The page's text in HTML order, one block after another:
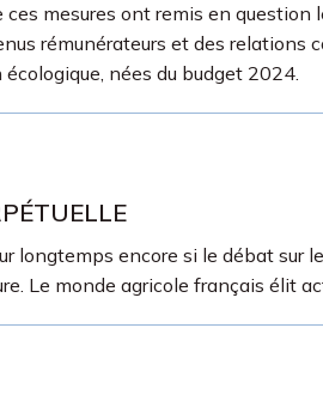
ces mesures ont remis en
rémunérateurs et des
nées du budget 2024.
longtemps encore si le débat
Le monde agricole français élit